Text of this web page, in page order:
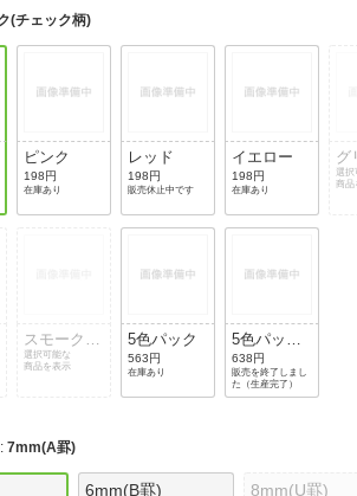
(チェック柄)
ピンク
198円
在庫あり
レッド
198円
販売休止中です
イエロー
198円
在庫あり
グ
選択
商
スモークピ
ンク
選択可能な
商品を表示
5色パック
563円
在庫あり
5色パック
(空柄)
638円
販売を終了しまし
た（生産完了）
:7mm(A罫)
6mm(B罫) 8mm(U罫)